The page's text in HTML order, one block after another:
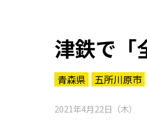
津鉄で「
青森県 五所川原市
2021年4月22日（木）